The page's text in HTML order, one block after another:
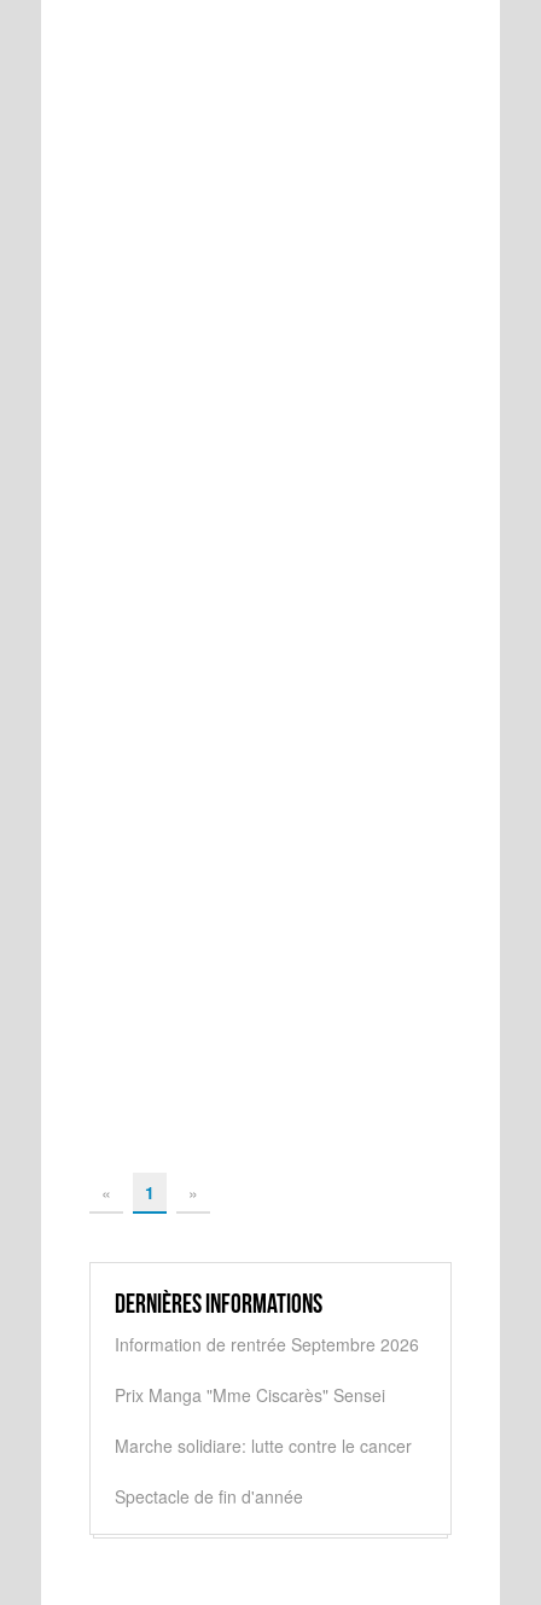
« 1 »
Dernières informations
Information de rentrée Septembre 2026
Prix Manga "Mme Ciscarès" Sensei
Marche solidiare: lutte contre le cancer
Spectacle de fin d'année